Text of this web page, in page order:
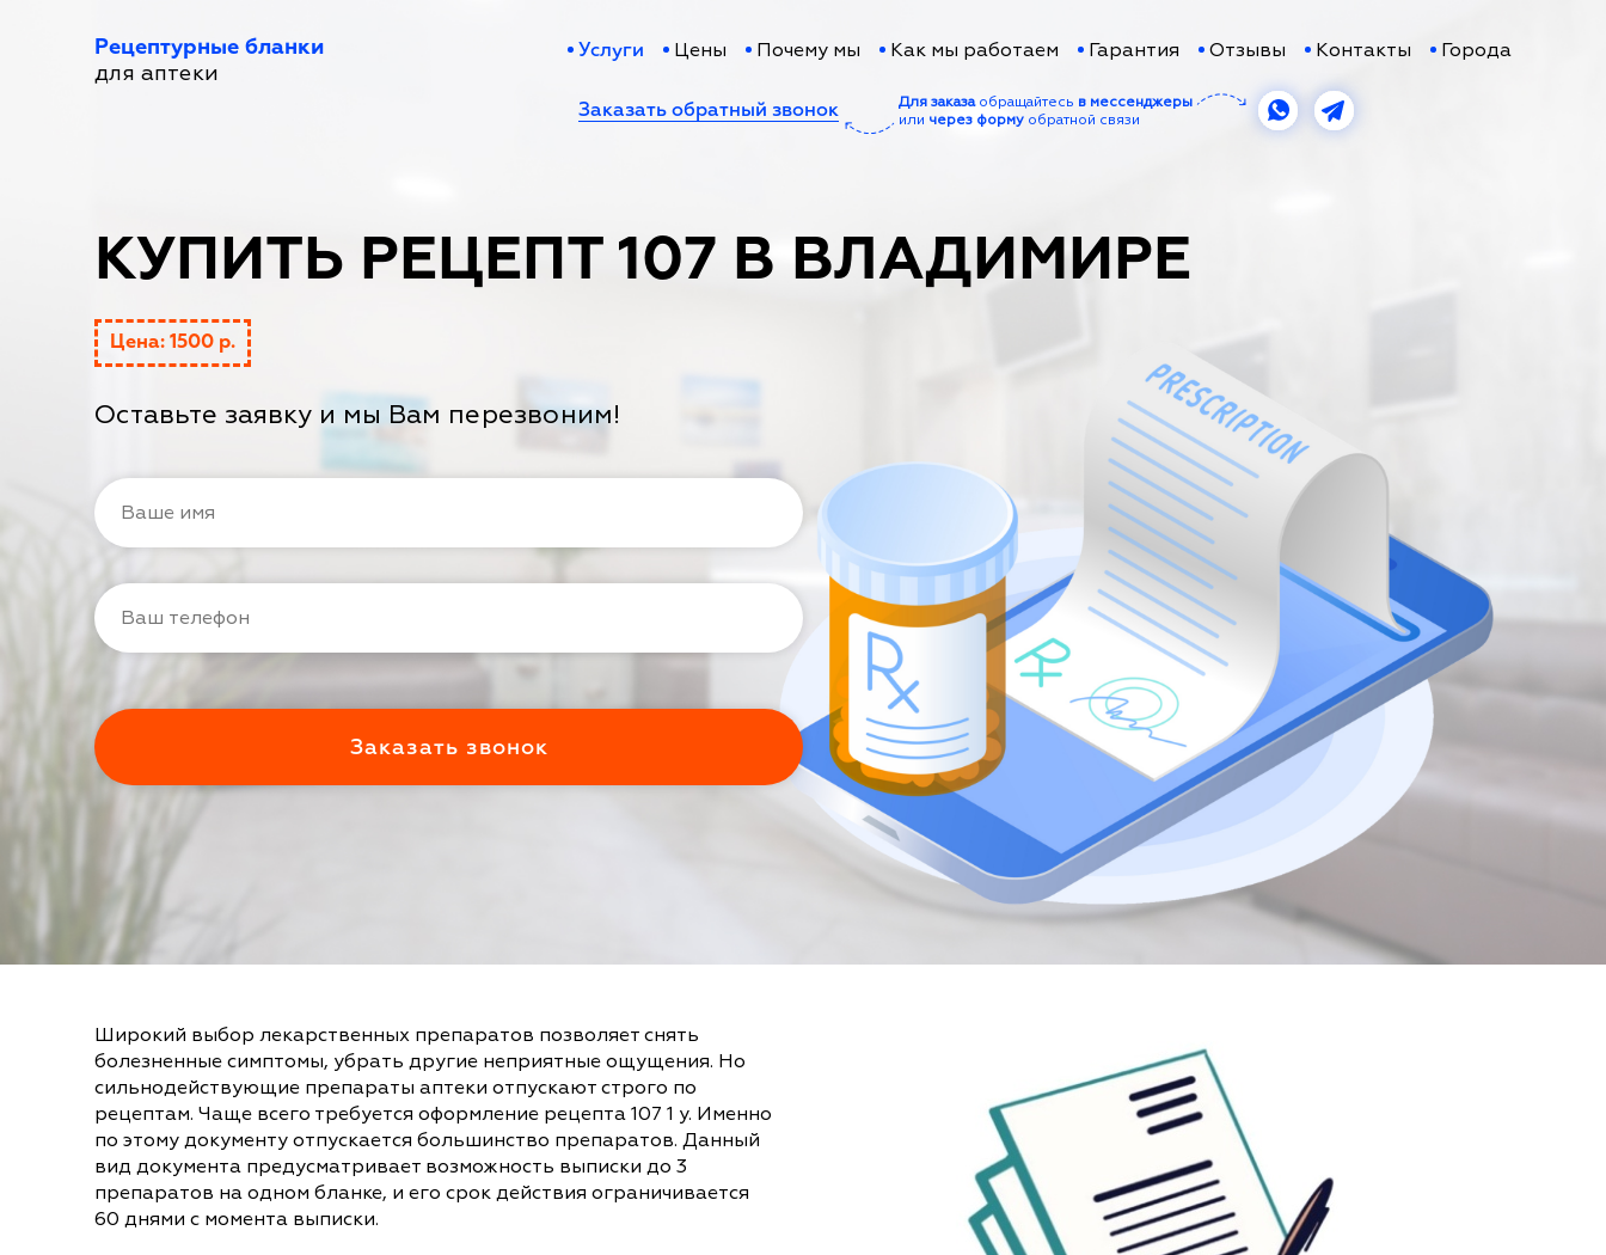
Рецептурные бланки
для аптеки
Услуги Цены Почему мы Как мы работаем Гарантия Отзывы Контакты Города
Заказать обратный звонок Для заказаобращайтесь в мессенджеры
или через форму обратной связи
КУПИТЬ РЕЦЕПТ 107 В ВЛАДИМИРЕ
Цена: 1500 р.
Оставьте заявку и мы Вам перезвоним!
Широкий выбор лекарственных препаратов позволяет снять
болезненные симптомы, убрать другие неприятные ощущения. Но
сильнодействующие препараты аптеки отпускают строго по
рецептам. Чаще всего требуется оформление рецепта 107 1 у. Именно
по этому документу отпускается большинство препаратов. Данный
вид документа предусматривает возможность выписки до 3
препаратов на одном бланке, и его срок действия ограничивается
60 днями с момента выписки.